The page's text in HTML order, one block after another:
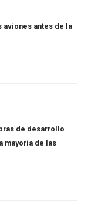
aviones antes de la
de desarrollo
mayoría de las